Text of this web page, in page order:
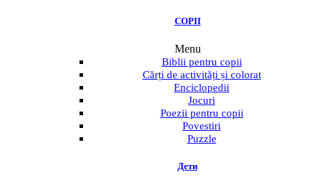
COPII
Menu
Biblii pentru copii
Cărți de activități și colorat
Enciclopedii
Jocuri
Poezii pentru copii
Povestiri
Puzzle
Дети